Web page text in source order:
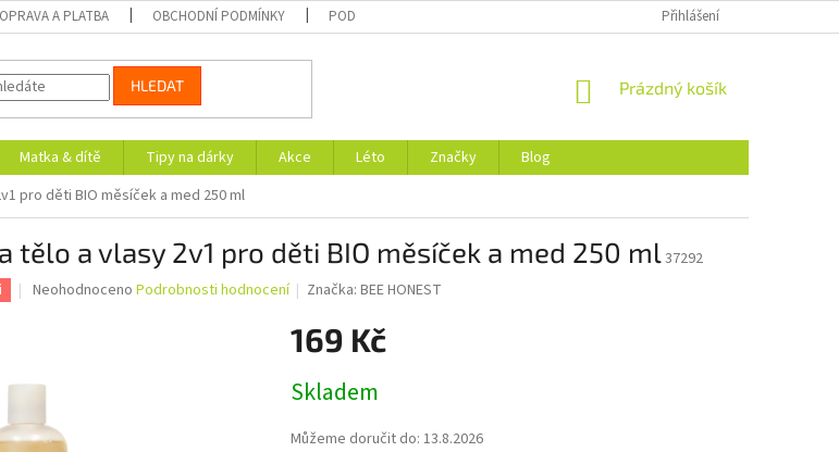
A PLATBA OBCHODNÍ PODMÍNKY PODMÍNKY OCHRANY OSOBNÍCH ÚDAJŮ Přihlášení
HLEDAT
NÁKUPNÍ
Prázdný košík
Matka & dítě Tipy na dárky Akce Léto Značky
Blog
pro děti BIO měsíček a med 250 ml
tělo a vlasy 2v1 pro děti BIO měsíček a med 250 ml37292
Průměrné
z
hvězdiček.
Neohodnoceno Podrobnosti hodnocení Značka:BEE HONEST
169 Kč
cena:
Skladem
Můžeme doručit do: 13.8.2026